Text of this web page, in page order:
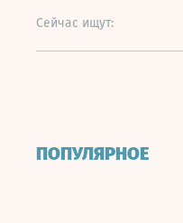
Сейчас ищут:
ПОПУЛЯРНОЕ